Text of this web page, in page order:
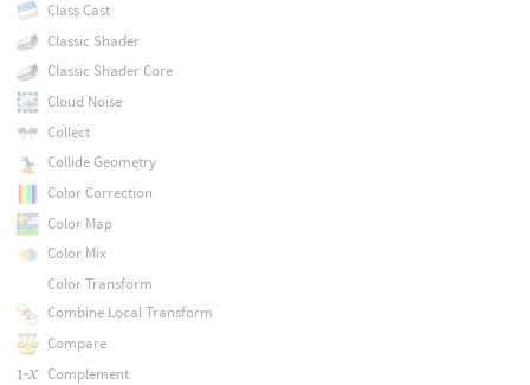
Class Cast
Classic Shader
Classic Shader Core
Cloud Noise
Collect
Collide Geometry
Color Correction
Color Map
Color Mix
Color Transform
Combine Local Transform
Compare
Complement